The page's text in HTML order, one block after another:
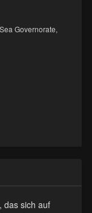
Governorate,
das sich auf